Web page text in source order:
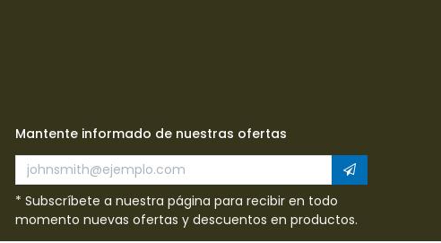
Mantente informado de nuestras ofertas
* Subscríbete a nuestra página para recibir en todo
momento nuevas ofertas y descuentos en productos.